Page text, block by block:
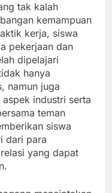
tak kalah
kemampuan
kerja, siswa
pekerjaan dan
dipelajari
hanya
namun juga
industri serta
teman
siswa
dari para
yang dapat